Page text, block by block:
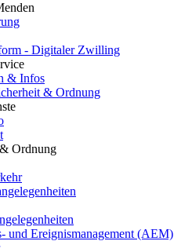
- Digitaler Zwilling
& Infos
& Ordnung
Ordnung
und Ereignismanagement (AEM)